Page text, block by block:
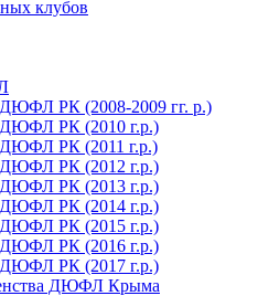
клубов
РК (2008-2009 гг. р.)
ДЮФЛ РК (2010 г.р.)
ДЮФЛ РК (2011 г.р.)
ДЮФЛ РК (2012 г.р.)
ДЮФЛ РК (2013 г.р.)
ДЮФЛ РК (2014 г.р.)
ДЮФЛ РК (2015 г.р.)
ДЮФЛ РК (2016 г.р.)
ДЮФЛ РК (2017 г.р.)
ДЮФЛ Крыма